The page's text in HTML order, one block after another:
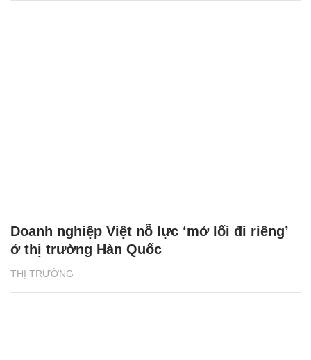
THỊ TRƯỜNG
Doanh nghiệp Việt nỗ lực ‘mở lối đi riêng’
ở thị trường Hàn Quốc